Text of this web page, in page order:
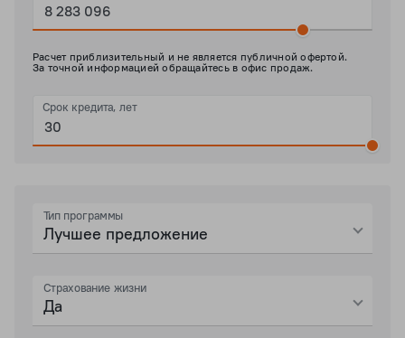
Расчет приблизительный и не является публичной офертой.
За точной информацией обращайтесь в офис продаж.
Срок кредита, лет
Тип программы
Лучшее предложение
Страхование жизни
Да